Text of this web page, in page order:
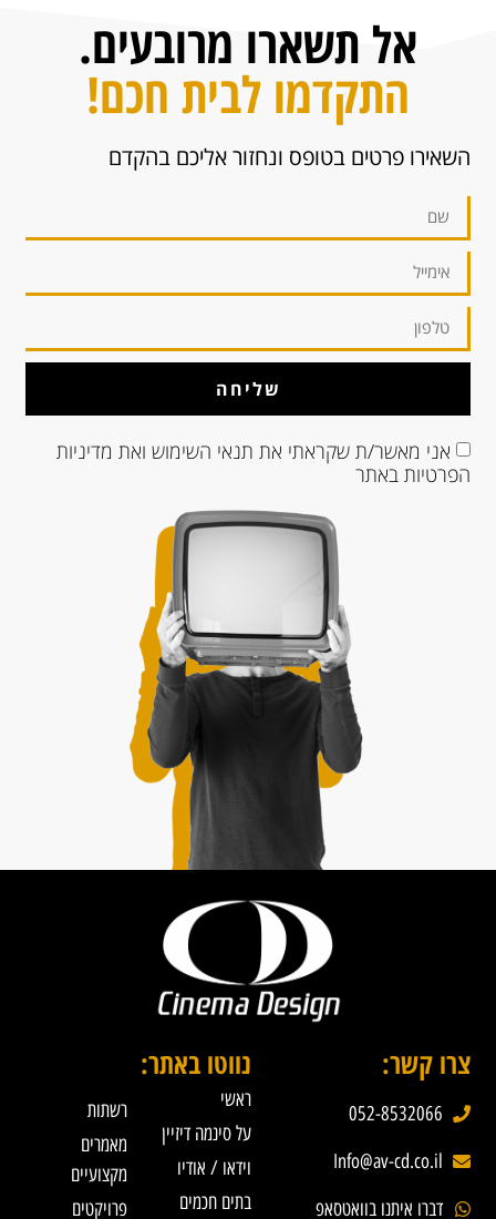
אל תשארו מרובעים.
התקדמו לבית חכם!
השאירו פרטים בטופס ונחזור אליכם בהקדם
אני מאשר/ת שקראתי את תנאי השימוש ואת מדיניות
הפרטיותבאתר
שליחה
צרו קשר:
052-8532066
Info@av-cd.co.il
דברו איתנו בוואטסאפ
נווטו באתר:
ראשי
על סינמה דיזיין
וידאו / אודיו
בתים חכמים
רשתות
מאמרים
מקצועיים
פרויקטים